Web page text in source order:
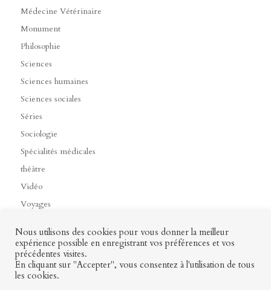
Médecine Vétérinaire
Monument
Philosophie
Sciences
Sciences humaines
Sciences sociales
Séries
Sociologie
Spécialités médicales
théâtre
Vidéo
Voyages
Contact Mon profil
Nous utilisons des cookies pour vous donner la meilleur
expérience possible en enregistrant vos préférences et vos
précédentes visites.
En cliquant sur "Accepter", vous consentez à l'utilisation de tous
les cookies.